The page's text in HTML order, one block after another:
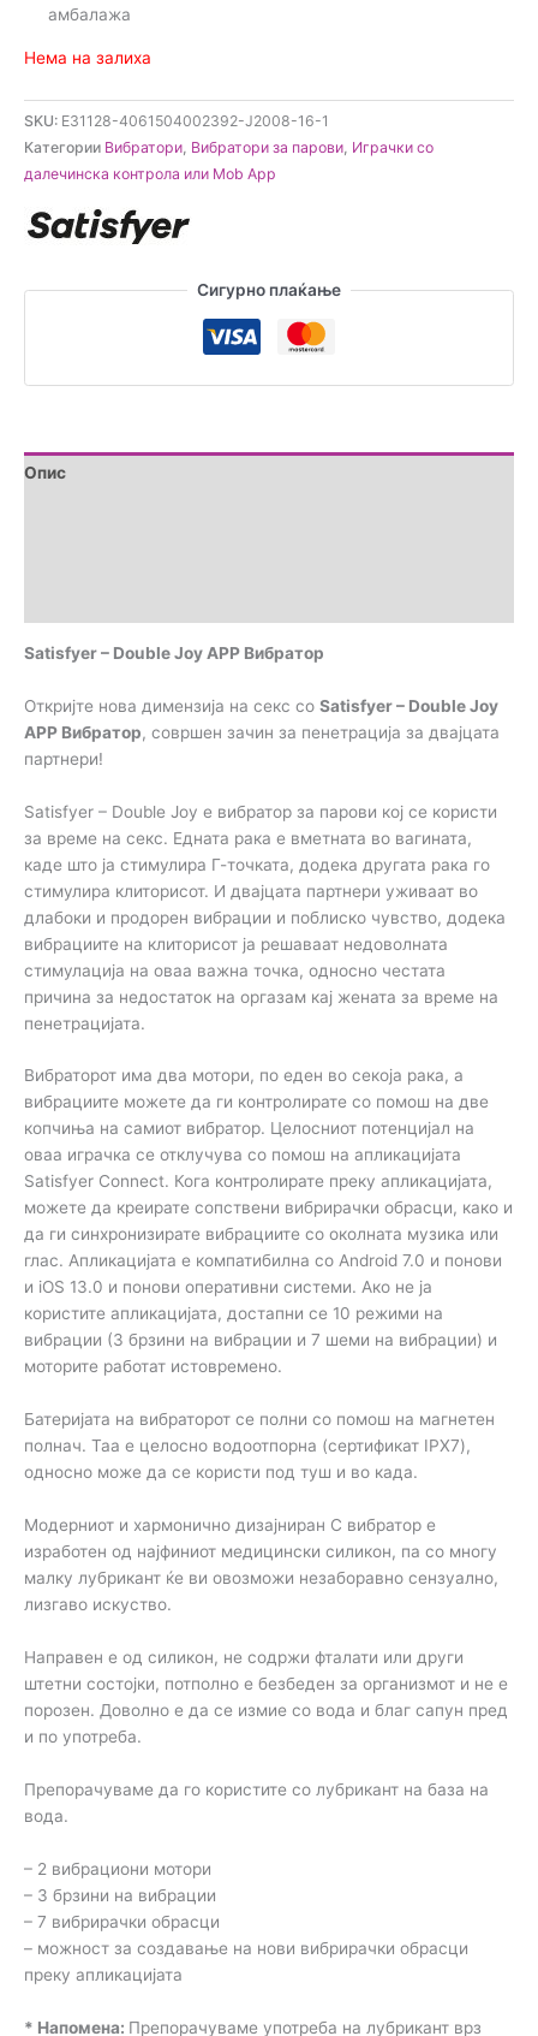
амбалажа
Нема на залиха
SKU: E31128-4061504002392-J2008-16-1
Категории Вибратори, Вибратори за парови, Играчки со
далечинска контрола или Mob App
Сигурно плаќање
Опис
Satisfyer – Double Joy APP Вибратор
Откријте нова димензија на секс со Satisfyer – Double Joy
APP Вибратор, совршен зачин за пенетрација за двајцата
партнери!
Satisfyer – Double Joy е вибратор за парови кој се користи
за време на секс. Едната рака е вметната во вагината,
каде што ја стимулира Г-точката, додека другата рака го
стимулира клиторисот. И двајцата партнери уживаат во
длабоки и продорен вибрации и поблиско чувство, додека
вибрациите на клиторисот ја решаваат недоволната
стимулација на оваа важна точка, односно честата
причина за недостаток на оргазам кај жената за време на
пенетрацијата.
Вибраторот има два мотори, по еден во секоја рака, а
вибрациите можете да ги контролирате со помош на две
копчиња на самиот вибратор. Целосниот потенцијал на
оваа играчка се отклучува со помош на апликацијата
Satisfyer Connect. Кога контролирате преку апликацијата,
можете да креирате сопствени вибрирачки обрасци, како и
да ги синхронизирате вибрациите со околната музика или
глас. Апликацијата е компатибилна со Android 7.0 и понови
и iOS 13.0 и понови оперативни системи. Ако не ја
користите апликацијата, достапни се 10 режими на
вибрации (3 брзини на вибрации и 7 шеми на вибрации) и
моторите работат истовремено.
Батеријата на вибраторот се полни со помош на магнетен
полнач. Таа е целосно водоотпорна (сертификат IPX7),
односно може да се користи под туш и во када.
Модерниот и хармонично дизајниран C вибратор е
изработен од најфиниот медицински силикон, па со многу
малку лубрикант ќе ви овозможи незаборавно сензуално,
лизгаво искуство.
Направен е од силикон, не содржи фталати или други
штетни состојки, потполно е безбеден за организмот и не е
порозен. Доволно е да се измие со вода и благ сапун пред
и по употреба.
Препорачуваме да го користите со лубрикант на база на
вода.
– 2 вибрациони мотори
– 3 брзини на вибрации
– 7 вибрирачки обрасци
– можност за создавање на нови вибрирачки обрасци
преку апликацијата
* Напомена: Препорачуваме употреба на лубрикант врз